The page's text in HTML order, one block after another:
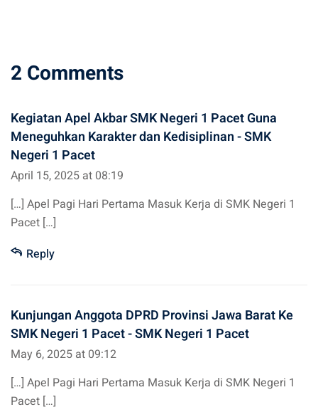
2 Comments
Kegiatan Apel Akbar SMK Negeri 1 Pacet Guna
Meneguhkan Karakter dan Kedisiplinan - SMK
Negeri 1 Pacet
April 15, 2025 at 08:19
[…] Apel Pagi Hari Pertama Masuk Kerja di SMK Negeri 1
Pacet […]
Reply
Kunjungan Anggota DPRD Provinsi Jawa Barat Ke
SMK Negeri 1 Pacet - SMK Negeri 1 Pacet
May 6, 2025 at 09:12
[…] Apel Pagi Hari Pertama Masuk Kerja di SMK Negeri 1
Pacet […]